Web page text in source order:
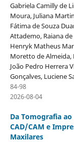
Gabriela Camilly de
Moura, Juliana
Fátima de Souza
Attademo, Raiana
Henryk Matheus
Moretto de Almeida,
João Pedro Herrera
Gonçalves, Luciene
84-98
2026-08-04
Da Tomografia
CAD/CAM e
Maxilares